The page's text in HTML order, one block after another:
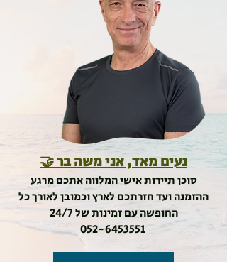
נעים מאד, אני משה בר 🤝
סוכן תיירות אישי המלווה אתכם מרגע
ההזמנה ועד חזרתכם לארץ וכמובן לאורך כל
החופשה עם זמינות של 24/7
052-6453551